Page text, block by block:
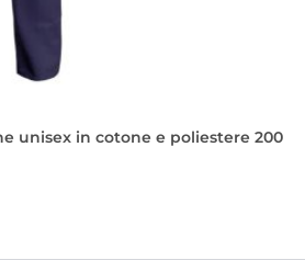
unisex in cotone e poliestere 200